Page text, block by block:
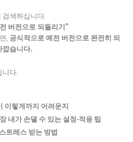
검색하십니다.
버전으로 되돌리기”
, 공식적으로 예전 버전으로 완전히 되
깝습니다.
니다.
이렇게까지 어려운지
내가 손댈 수 있는 설정·적응 팁
트레스 받는 방법